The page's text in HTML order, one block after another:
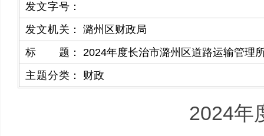
发文字号 ：
发文机关 ：
潞州区财政局
标题 ：
2024年度长治市潞州区道路运输管理
主题分类 ： 财政
2024年